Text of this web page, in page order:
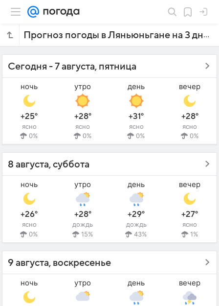
Прогноз погоды в Ляньюньгане на 3 дня
Сегодня - 7 августа, пятница
ночь
+25°
ясно
0%
утро
+28°
ясно
0%
день
+31°
ясно
0%
вечер
+28°
ясно
0%
8 августа, суббота
ночь
+26°
ясно
0%
утро
+28°
дождь
15%
день
+29°
дождь
43%
вечер
+27°
ясно
1%
9 августа, воскресенье
ночь утро день вечер